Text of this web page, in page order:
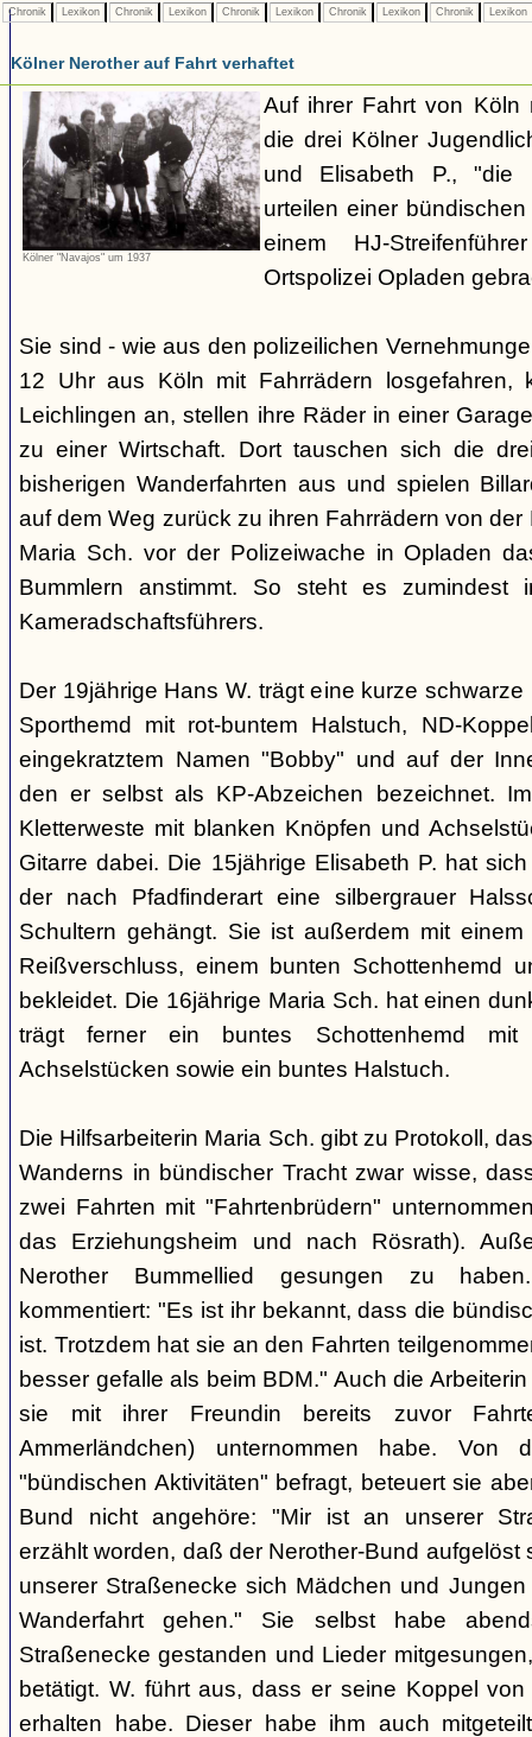
Chronik Lexikon Chronik Lexikon Chronik Lexikon Chronik Lexikon Chronik Lexikon
Kölner Nerother auf Fahrt verhaftet
Kölner "Navajos" um 1937
Auf ihrer Fahrt von Köln
die drei Kölner
und Elisabeth P., "die
urteilen einer
einem HJ-
Ortspolizei Opladen
Sie sind - wie aus den polizeilichen
12 Uhr aus Köln mit Fahrrädern losgefahren,
Leichlingen an, stellen ihre Räder in einer
zu einer Wirtschaft. Dort tauschen sich die
bisherigen Wanderfahrten aus und spielen
auf dem Weg zurück zu ihren Fahrrädern von
Maria Sch. vor der Polizeiwache in Opladen
Bummlern anstimmt. So steht es
Kameradschaftsführers.
Der 19jährige Hans W. trägt eine kurze
Sporthemd mit rot-buntem Halstuch, ND-
eingekratztem Namen "Bobby" und auf der
den er selbst als KP-Abzeichen bezeichnet.
Kletterweste mit blanken Knöpfen und
Gitarre dabei. Die 15jährige Elisabeth P. hat
der nach Pfadfinderart eine silbergrauer
Schultern gehängt. Sie ist außerdem mit
Reißverschluss, einem bunten Schottenhemd
bekleidet. Die 16jährige Maria Sch. hat einen
trägt ferner ein buntes Schottenhemd
Achselstücken sowie ein buntes Halstuch.
Die Hilfsarbeiterin Maria Sch. gibt zu Protokoll,
Wanderns in bündischer Tracht zwar wisse,
zwei Fahrten mit "Fahrtenbrüdern"
das Erziehungsheim und nach Rösrath).
Nerother Bummellied gesungen zu
kommentiert: "Es ist ihr bekannt, dass die
ist. Trotzdem hat sie an den Fahrten
besser gefalle als beim BDM." Auch die
sie mit ihrer Freundin bereits zuvor
Ammerländchen) unternommen habe. Von
"bündischen Aktivitäten" befragt, beteuert sie
Bund nicht angehöre: "Mir ist an unserer
erzählt worden, daß der Nerother-Bund
unserer Straßenecke sich Mädchen und
Wanderfahrt gehen." Sie selbst habe
Straßenecke gestanden und Lieder
betätigt. W. führt aus, dass er seine Koppel
erhalten habe. Dieser habe ihm auch